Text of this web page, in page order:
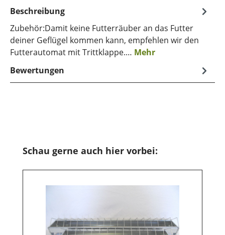
Beschreibung
Zubehör:Damit keine Futterräuber an das Futter
deiner Geflügel kommen kann, empfehlen wir den
Futterautomat mit Trittklappe.… Mehr
Bewertungen
Produktgalerie überspringen
Schau gerne auch hier vorbei: